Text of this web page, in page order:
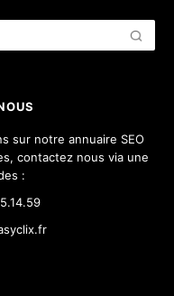
sur notre annuaire SEO
contactez nous via une
: